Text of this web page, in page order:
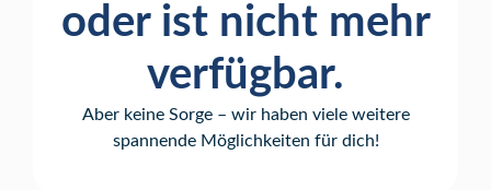
oder ist nicht mehr
verfügbar.
Aber keine Sorge – wir haben viele weitere
spannende Möglichkeiten für dich!